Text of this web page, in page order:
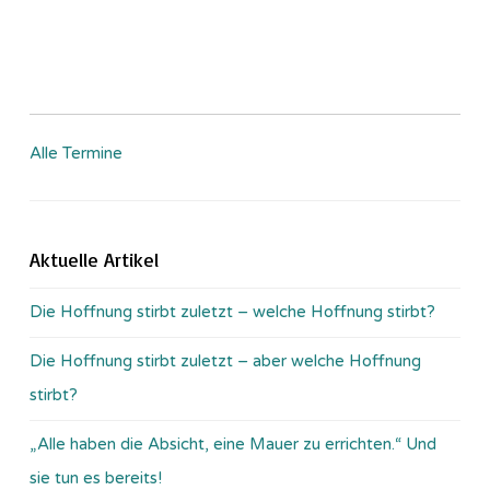
Alle Termine
Aktuelle Artikel
Die Hoffnung stirbt zuletzt – welche Hoffnung stirbt?
Die Hoffnung stirbt zuletzt – aber welche Hoffnung
stirbt?
„Alle haben die Absicht, eine Mauer zu errichten.“ Und
sie tun es bereits!